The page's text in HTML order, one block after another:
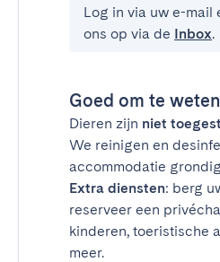
Log in via uw e-mail
ons op via de Inbox.
Goed om te weten
Dieren zijn niet
We reinigen en
accommodatie
Extra diensten: berg
reserveer een
kinderen, toeristische
meer.